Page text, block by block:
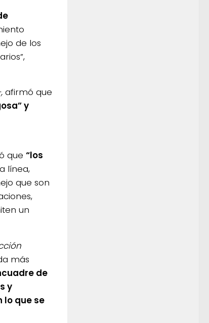
de los
afirmó que
y
que “los
línea,
que son
un
más
de
y
lo que se